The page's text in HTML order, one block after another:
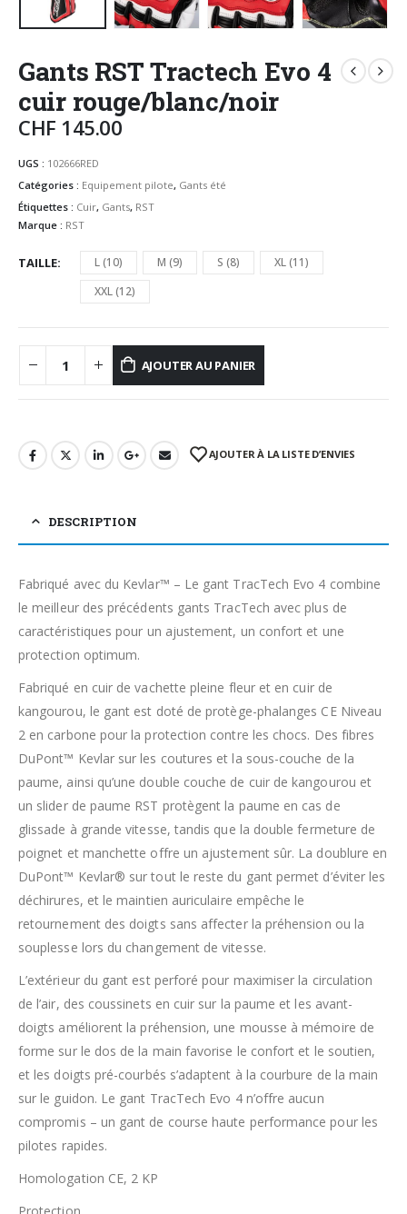
Gants RST Tractech Evo 4
cuir rouge/blanc/noir
CHF 145.00
UGS : 102666RED
Catégories : Equipement pilote, Gants été
Étiquettes : Cuir, Gants, RST
Marque : RST
TAILLE L (10) M (9) S (8)
XL (11)
XXL (12)
AJOUTER AU PANIER
AJOUTER À LA LISTE D’ENVIES
DESCRIPTION
Fabriqué avec du Kevlar™ – Le gant TracTech Evo 4 combine
le meilleur des précédents gants TracTech avec plus de
caractéristiques pour un ajustement, un confort et une
protection optimum.
Fabriqué en cuir de vachette pleine fleur et en cuir de
kangourou, le gant est doté de protège-phalanges CE Niveau
2 en carbone pour la protection contre les chocs. Des fibres
DuPont™ Kevlar sur les coutures et la sous-couche de la
paume, ainsi qu’une double couche de cuir de kangourou et
un slider de paume RST protègent la paume en cas de
glissade à grande vitesse, tandis que la double fermeture de
poignet et manchette offre un ajustement sûr. La doublure en
DuPont™ Kevlar® sur tout le reste du gant permet d’éviter les
déchirures, et le maintien auriculaire empêche le
retournement des doigts sans affecter la préhension ou la
souplesse lors du changement de vitesse.
L’extérieur du gant est perforé pour maximiser la circulation
de l’air, des coussinets en cuir sur la paume et les avant-
doigts améliorent la préhension, une mousse à mémoire de
forme sur le dos de la main favorise le confort et le soutien,
et les doigts pré-courbés s’adaptent à la courbure de la main
sur le guidon. Le gant TracTech Evo 4 n’offre aucun
compromis – un gant de course haute performance pour les
pilotes rapides.
Homologation CE, 2 KP